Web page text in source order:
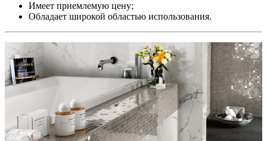
Имеет приемлемую цену;
Обладает широкой областью использования.